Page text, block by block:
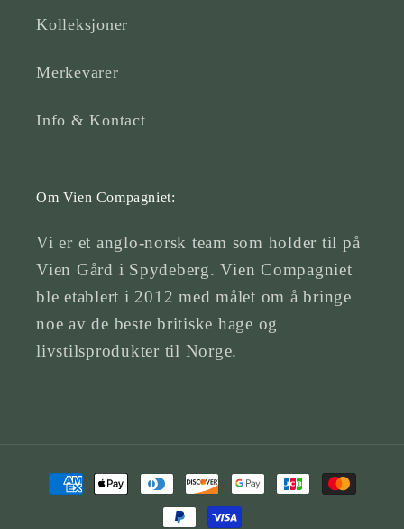
Kolleksjoner
Merkevarer
Info & Kontact
Om Vien Compagniet:
Vi er et anglo-norsk team som holder til på
Vien Gård i Spydeberg. Vien Compagniet
ble etablert i 2012 med målet om å bringe
noe av de beste britiske hage og
livstilsprodukter til Norge.
Betalingsmetoder